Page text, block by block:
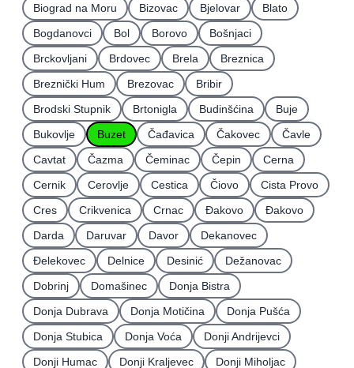
Biograd na Moru
Bizovac Bjelovar
Blato
Bogdanovci
Bol Borovo
Bošnjaci
Brckovljani
Brdovec Brela
Breznica
Breznički Hum
Brezovac
Bribir
Brodski Stupnik
Brtonigla Budinšćina
Buje
Bukovlje
Buzet Čađavica Čakovec
Čavle
Cavtat
Čazma Čeminac Čepin
Cerna
Cernik
Cerovlje Cestica Čiovo
Cista Provo
Cres
Crikvenica Crnac Đakovo
Ðakovo
Darda
Daruvar Davor
Dekanovec
Ðelekovec
Delnice Desinić
Dežanovac
Dobrinj
Domašinec
Donja Bistra
Donja Dubrava
Donja Motičina
Donja Pušća
Donja Stubica
Donja Voća
Donji Andrijevci
Donji Humac
Donji Kraljevec
Donji Miholjac